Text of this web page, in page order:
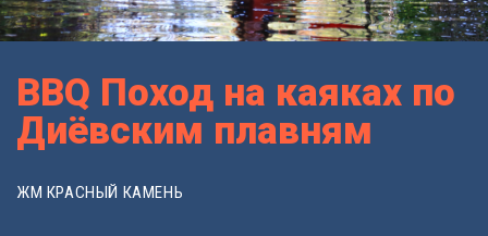
BBQ Поход на каяках по
Диёвским плавням
ЖМ КРАСНЫЙ КАМЕНЬ